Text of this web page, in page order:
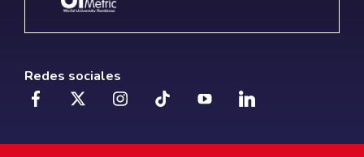
Redes sociales